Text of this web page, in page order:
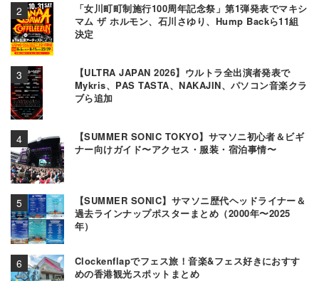
「女川町町制施行100周年記念祭」第1弾発表でマキシ
マム ザ ホルモン、石川さゆり、Hump Backら11組
決定
【ULTRA JAPAN 2026】ウルトラ全出演者発表で
Mykris、PAS TASTA、NAKAJIN、パソコン音楽クラ
ブら追加
【SUMMER SONIC TOKYO】サマソニ初心者＆ビギ
ナー向けガイド〜アクセス・服装・宿泊事情〜
【SUMMER SONIC】サマソニ歴代ヘッドライナー＆
過去ラインナップポスターまとめ（2000年〜2025
年）
Clockenflapでフェス旅！音楽&フェス好きにおすす
めの香港観光スポットまとめ